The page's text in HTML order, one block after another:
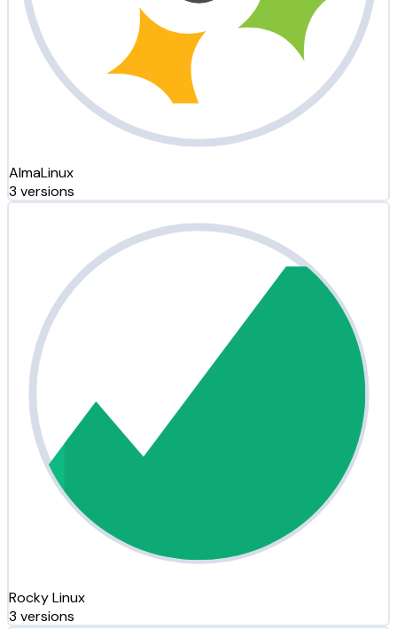
AlmaLinux
3 versions
Rocky Linux
3 versions